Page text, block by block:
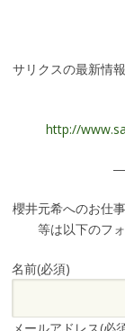
サリクスの最新情
http://
櫻井元希へのお仕
等は以下のフ
名前(必須)